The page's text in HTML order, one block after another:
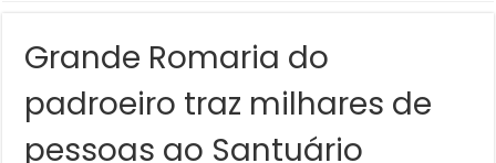
Grande Romaria do
padroeiro traz milhares de
pessoas ao Santuário